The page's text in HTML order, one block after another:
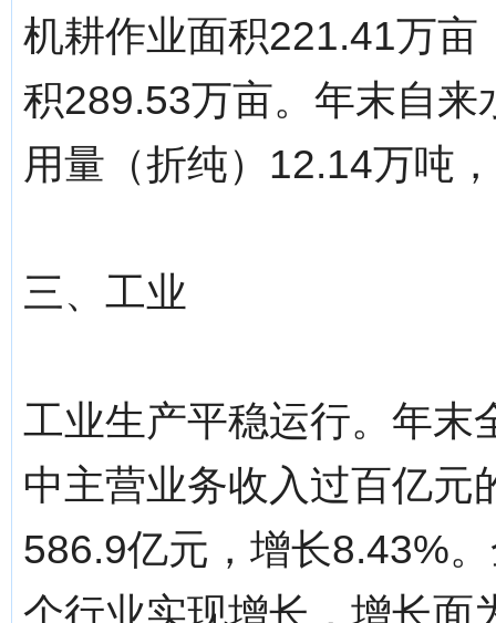
机耕作业面积221.41万
积289.53万亩。年末自
用量（折纯）12.14万吨
三、工业
工业生产平稳运行。年末
中主营业务收入过百亿元
586.9亿元，增长8.43%
个行业实现增长，增长面